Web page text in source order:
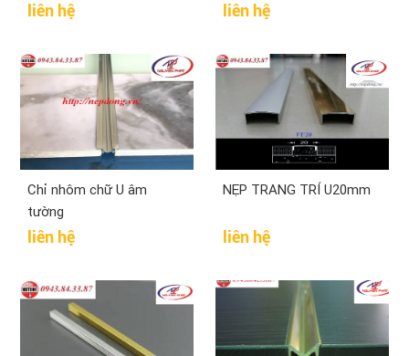
liên hệ liên hệ
Chỉ nhôm chữ U âm
tường
liên hệ
NẸP TRANG TRÍ U20mm
liên hệ